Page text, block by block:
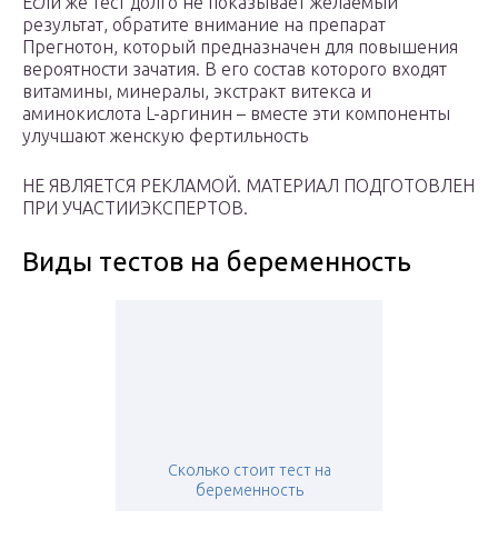
результат, обратите внимание на препарат
Прегнотон, который предназначен для повышения
вероятности зачатия. В его состав которого входят
витамины, минералы, экстракт витекса и
аминокислота L-аргинин – вместе эти компоненты
улучшают женскую фертильность
НЕ ЯВЛЯЕТСЯ РЕКЛАМОЙ. МАТЕРИАЛ ПОДГОТОВЛЕН
ПРИ УЧАСТИИЭКСПЕРТОВ.
Виды тестов на беременность
Сколько стоит тест на
беременность